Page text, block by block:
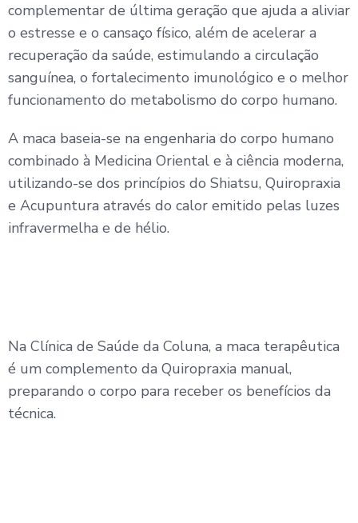
complementar de última geração que ajuda a aliviar
o estresse e o cansaço físico, além de acelerar a
recuperação da saúde, estimulando a circulação
sanguínea, o fortalecimento imunológico e o melhor
funcionamento do metabolismo do corpo humano.
A maca baseia-se na engenharia do corpo humano
combinado à Medicina Oriental e à ciência moderna,
utilizando-se dos princípios do Shiatsu, Quiropraxia
e Acupuntura através do calor emitido pelas luzes
infravermelha e de hélio.
Na Clínica de Saúde da Coluna, a maca terapêutica
é um complemento da Quiropraxia manual,
preparando o corpo para receber os benefícios da
técnica.